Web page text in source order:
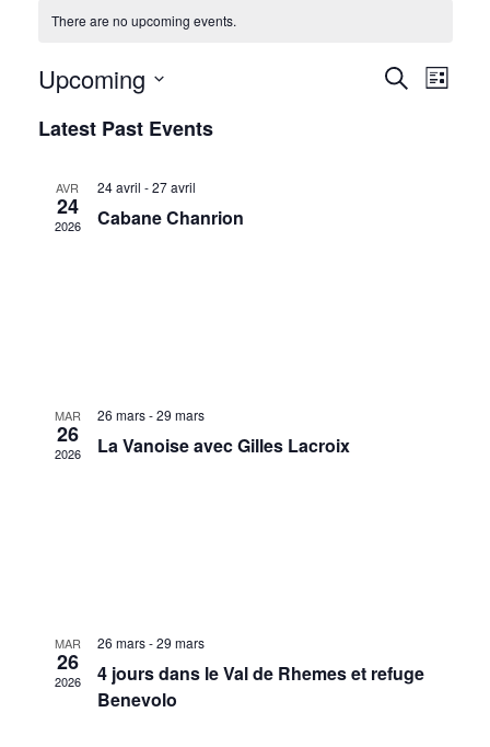
CONTACT
CAB NAMUR
There are no upcoming events.
Events
SearchList
Upcoming
date.
Latest Past Events
AVR
24
2026
24 avril -27 avril
Cabane Chanrion
MAR
26
2026
26 mars-29 mars
La Vanoise avec Gilles Lacroix
MAR
26
2026
26 mars-29 mars
4 jours dans le Val de Rhemes et refuge
Benevolo